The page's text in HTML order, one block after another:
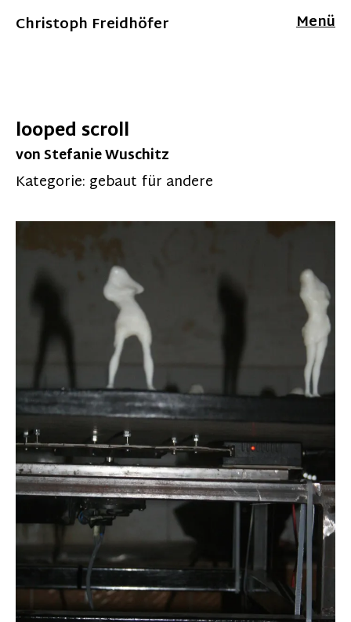
Christoph Freidhöfer Menü
looped scroll
von Stefanie Wuschitz
Kategorie: gebaut für andere